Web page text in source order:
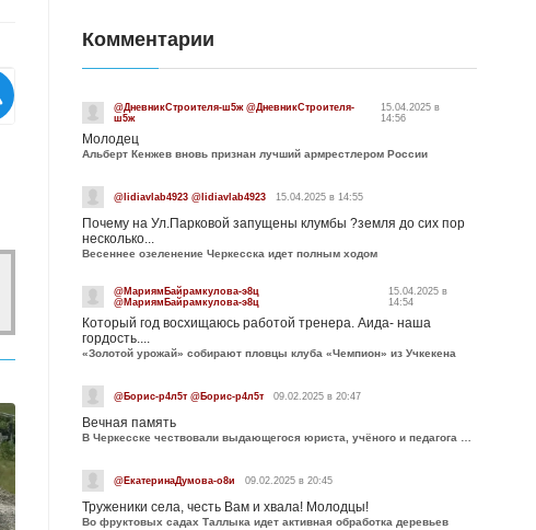
Комментарии
@ДневникСтроителя-ш5ж @ДневникСтроителя-
ш5ж
15.04.2025 в
14:56
Молодец
Альберт Кенжев вновь признан лучший армрестлером России
@lidiavlab4923 @lidiavlab4923 15.04.2025 в 14:55
Почему на Ул.Парковой запущены клумбы ?земля до сих пор
несколько...
Весеннее озеленение Черкесска идет полным ходом
@МариямБайрамкулова-э8ц
@МариямБайрамкулова-э8ц
15.04.2025 в
14:54
Который год восхищаюсь работой тренера. Аида- наша
гордость....
«Золотой урожай» собирают пловцы клуба «Чемпион» из Учкекена
@Борис-р4л5т @Борис-р4л5т 09.02.2025 в 20:47
Вечная память
@ЕкатеринаДумова-о8и 09.02.2025 в 20:45
Труженики села, честь Вам и хвала! Молодцы!
Во фруктовых садах Таллыка идет активная обработка деревьев